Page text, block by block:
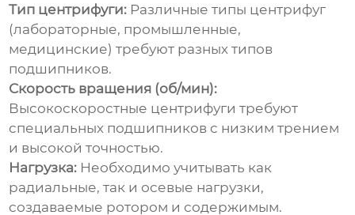
Тип центрифуги: Различные типы центрифуг
(лабораторные, промышленные,
медицинские) требуют разных типов
подшипников.
Скорость вращения (об/мин):
Высокоскоростные центрифуги требуют
специальных подшипников с низким трением
и высокой точностью.
Нагрузка: Необходимо учитывать как
радиальные, так и осевые нагрузки,
создаваемые ротором и содержимым.